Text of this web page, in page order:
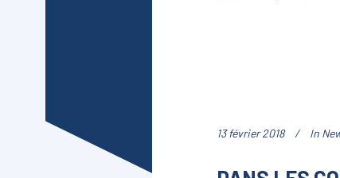
13 février 2018 In